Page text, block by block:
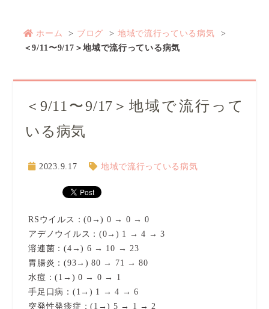
ホーム ブログ
地域で流行っている病気
＜9/11〜9/17＞地域で流行っている病気
＜9/11〜9/17＞地域で流行って
いる病気
2023.9.17 地域で流行っている病気
RSウイルス：(0→) 0 → 0 → 0
アデノウイルス：(0→) 1 → 4 → 3
溶連菌：(4→) 6 → 10 → 23
胃腸炎：(93→) 80 → 71 → 80
水痘：(1→) 0 → 0 → 1
手足口病：(1→) 1 → 4 → 6
突発性発疹症：(1→) 5 → 1 → 2